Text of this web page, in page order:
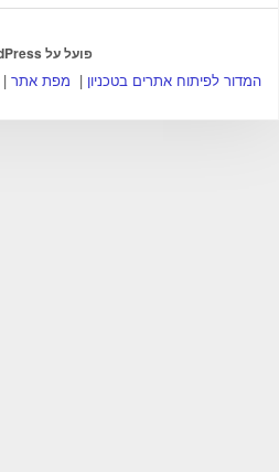
פועל על WordPress
המדור לפיתוח אתרים בטכניון | מפת אתר |